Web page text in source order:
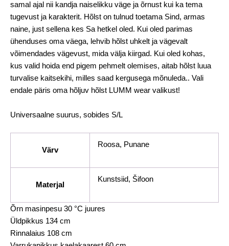
samal ajal nii kandja naiselikku väge ja õrnust kui ka tema
tugevust ja karakterit. Hõlst on tulnud toetama Sind, armas
naine, just sellena kes Sa hetkel oled. Kui oled parimas
ühenduses oma väega, lehvib hõlst uhkelt ja vägevalt
võimendades vägevust, mida välja kiirgad. Kui oled kohas,
kus valid hoida end pigem pehmelt olemises, aitab hõlst luua
turvalise kaitsekihi, milles saad kergusega mõnuleda.. Vali
endale päris oma hõljuv hõlst LUMM wear valikust!
Universaalne suurus, sobides S/L
Värv
Roosa, Punane
Materjal
Kunstsiid, Šifoon
Õrn masinpesu 30 °C juures
Üldpikkus 134 cm
Rinnalaius 108 cm